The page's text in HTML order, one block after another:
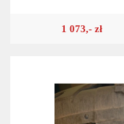
1 073,- zł